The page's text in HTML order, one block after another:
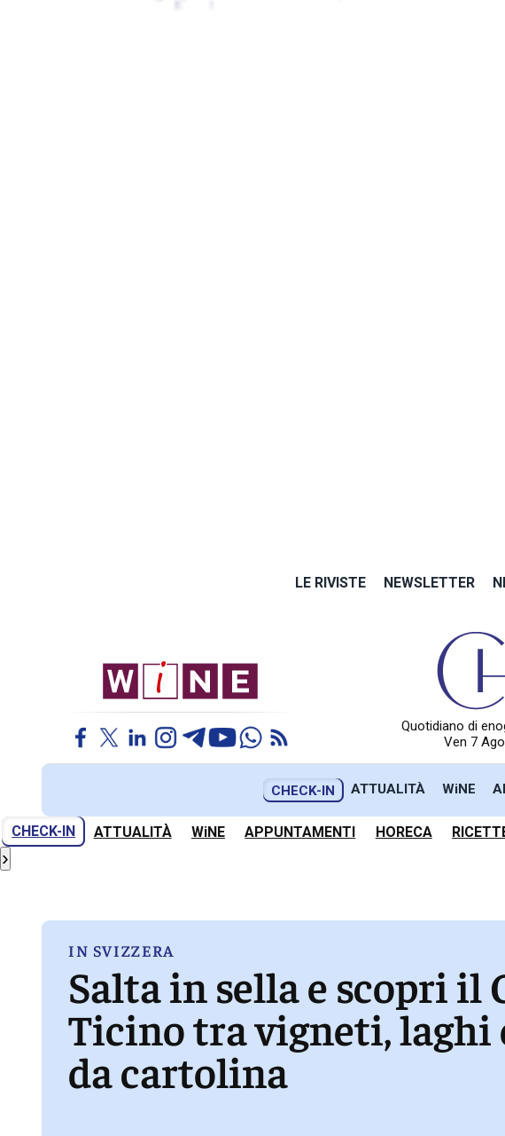
LE RIVISTE NEWSLETTER
Quotidiano di
Ven 7
CHECK-IN ATTUALITÀ WiNE
CHECK-IN ATTUALITÀ WiNE APPUNTAMENTI HORECA
›
IN SVIZZERA
Salta in sella e scopri il
Ticino tra vigneti, laghi
da cartolina